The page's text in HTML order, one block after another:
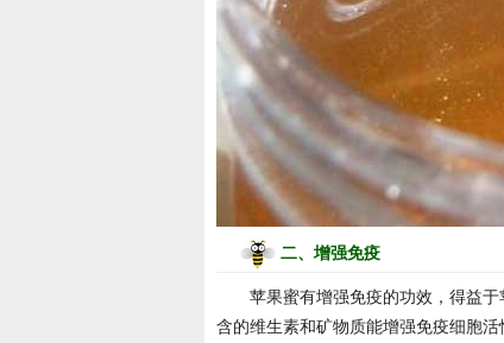
二、增强免疫
苹果蜜有增强免疫的功效，得益
含的维生素和矿物质能增强免疫细胞